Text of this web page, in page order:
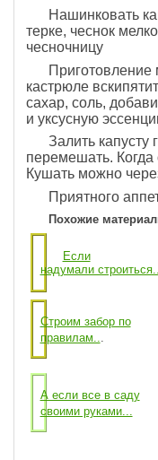
Нашинковать
терке, чеснок
чесночницу
кастрюле
сахар, соль,
и уксусную
Залить
перемешать. Когда
Кушать можно
Приятного
Похожие
Если
надумали
Строим забор по
правилам...
А если все в саду
своими руками...